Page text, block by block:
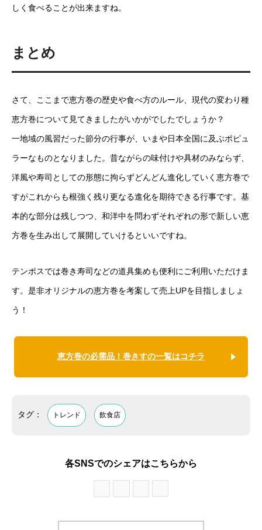
しく食べることが出来ますね。
まとめ
さて、ここまで恵方巻の歴史や食べ方のルール、現代の変わり種
恵方巻について見てきましたがいかがでしたでしょうか？
一地域の風習だった節分の行事が、いまや日本全国に及ぶポピュ
ラーなものとなりました。昔ながらの味付けや具材のみならず、
洋風や寿司としての形態に拘らずどんどん進化していく恵方巻で
すがこれからも根強く残り更なる進化を期待できる行事です。基
本的な部分は残しつつ、和洋中を問わずそれぞれの形で新しい恵
方巻を生み出して展開していけるといいですね。
テンポスでは巻き寿司などの道具集めも便利にご利用いただけま
す。是非オリジナルの恵方巻を考案して売上UPを目指しましょ
う！
恵方巻の必需品！巻きすの一覧はコチラ
タグ： トレンド 飲食店
各SNSでのシェアはこちらから